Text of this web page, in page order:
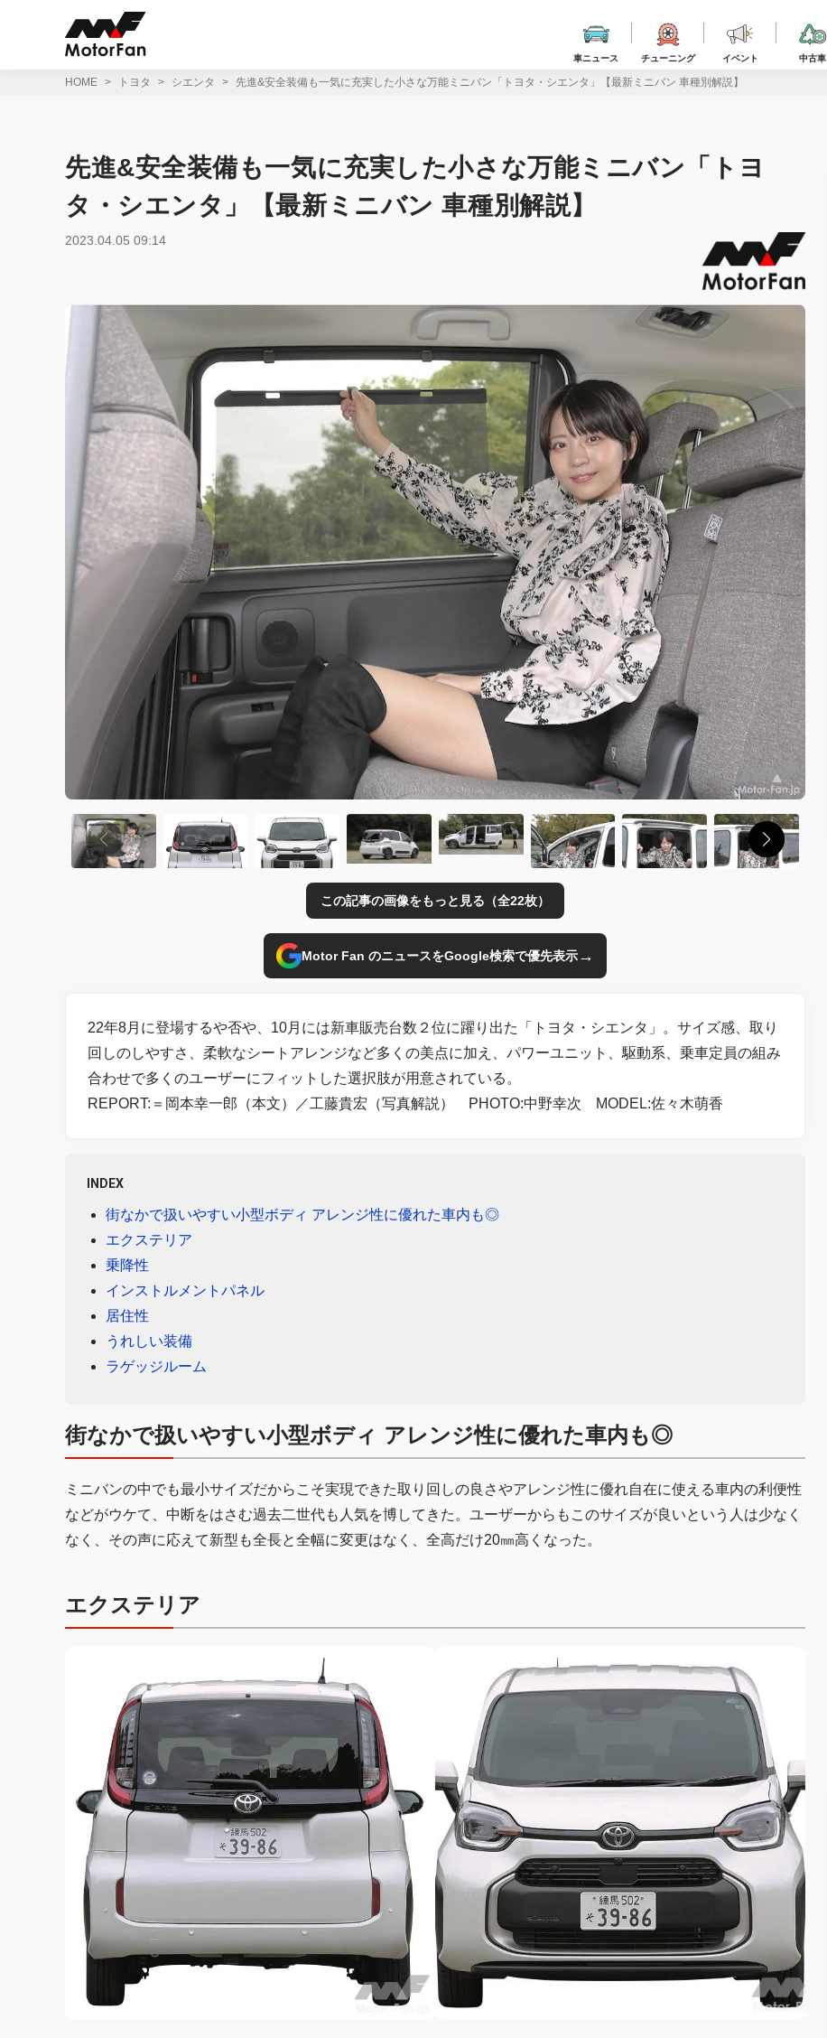
車ニュース チューニング イベント 中古車
HOME トヨタ シエンタ 先進&安全装備も一気に充実した小さな万能ミニバン「トヨタ・シエンタ」【最新ミニバン 車種別解説】
先進&安全装備も一気に充実した小さな万能ミニバン「トヨ
タ・シエンタ」【最新ミニバン 車種別解説】
2023.04.05 09:14
この記事の画像をもっと見る（全22枚）
Motor Fan のニュースをGoogle検索で優先表示→
22年8月に登場するや否や、10月には新車販売台数２位に躍り出た「トヨタ・シエンタ」。サイズ感、取り
回しのしやすさ、柔軟なシートアレンジなど多くの美点に加え、パワーユニット、駆動系、乗車定員の組み
合わせで多くのユーザーにフィットした選択肢が用意されている。
REPORT:＝岡本幸一郎（本文）／工藤貴宏（写真解説） PHOTO:中野幸次 MODEL:佐々木萌香
INDEX
街なかで扱いやすい小型ボディ アレンジ性に優れた車内も◎
エクステリア
乗降性
インストルメントパネル
居住性
うれしい装備
ラゲッジルーム
街なかで扱いやすい小型ボディ アレンジ性に優れた車内も◎
ミニバンの中でも最小サイズだからこそ実現できた取り回しの良さやアレンジ性に優れ自在に使える車内の利便性
などがウケて、中断をはさむ過去二世代も人気を博してきた。ユーザーからもこのサイズが良いという人は少なく
なく、その声に応えて新型も全長と全幅に変更はなく、全高だけ20㎜高くなった。
エクステリア